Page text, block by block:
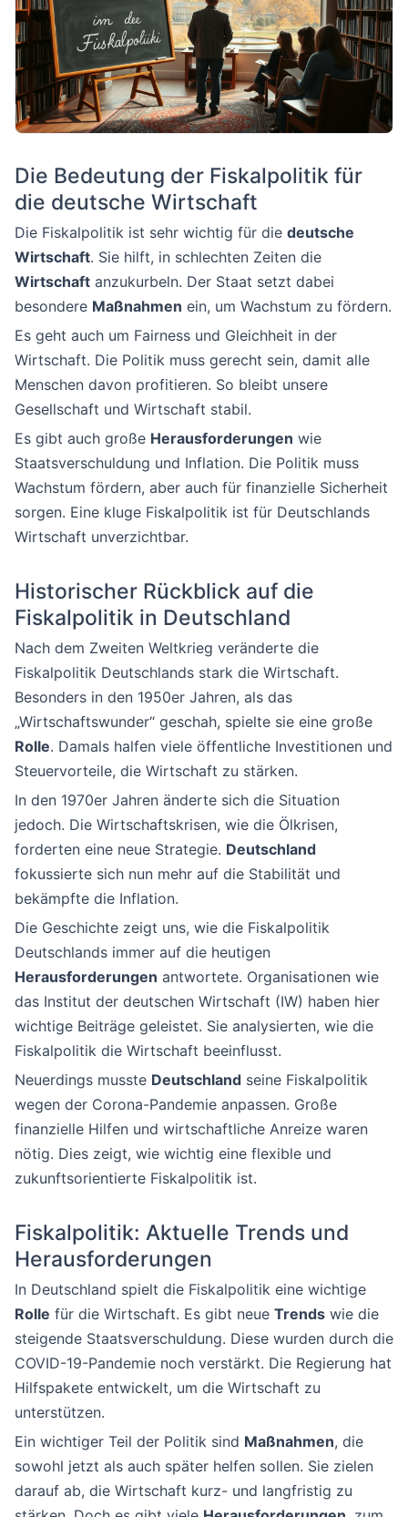
Die Bedeutung der Fiskalpolitik für
die deutsche Wirtschaft
Die Fiskalpolitik ist sehr wichtig für die deutsche
Wirtschaft. Sie hilft, in schlechten Zeiten die
Wirtschaft anzukurbeln. Der Staat setzt dabei
besondere Maßnahmen ein, um Wachstum zu fördern.
Es geht auch um Fairness und Gleichheit in der
Wirtschaft. Die Politik muss gerecht sein, damit alle
Menschen davon profitieren. So bleibt unsere
Gesellschaft und Wirtschaft stabil.
Es gibt auch große Herausforderungen wie
Staatsverschuldung und Inflation. Die Politik muss
Wachstum fördern, aber auch für finanzielle Sicherheit
sorgen. Eine kluge Fiskalpolitik ist für Deutschlands
Wirtschaft unverzichtbar.
Historischer Rückblick auf die
Fiskalpolitik in Deutschland
Nach dem Zweiten Weltkrieg veränderte die
Fiskalpolitik Deutschlands stark die Wirtschaft.
Besonders in den 1950er Jahren, als das
„Wirtschaftswunder“ geschah, spielte sie eine große
Rolle. Damals halfen viele öffentliche Investitionen und
Steuervorteile, die Wirtschaft zu stärken.
In den 1970er Jahren änderte sich die Situation
jedoch. Die Wirtschaftskrisen, wie die Ölkrisen,
forderten eine neue Strategie. Deutschland
fokussierte sich nun mehr auf die Stabilität und
bekämpfte die Inflation.
Die Geschichte zeigt uns, wie die Fiskalpolitik
Deutschlands immer auf die heutigen
Herausforderungen antwortete. Organisationen wie
das Institut der deutschen Wirtschaft (IW) haben hier
wichtige Beiträge geleistet. Sie analysierten, wie die
Fiskalpolitik die Wirtschaft beeinflusst.
Neuerdings musste Deutschland seine Fiskalpolitik
wegen der Corona-Pandemie anpassen. Große
finanzielle Hilfen und wirtschaftliche Anreize waren
nötig. Dies zeigt, wie wichtig eine flexible und
zukunftsorientierte Fiskalpolitik ist.
Fiskalpolitik: Aktuelle Trends und
Herausforderungen
In Deutschland spielt die Fiskalpolitik eine wichtige
Rolle für die Wirtschaft. Es gibt neue Trends wie die
steigende Staatsverschuldung. Diese wurden durch die
COVID-19-Pandemie noch verstärkt. Die Regierung hat
Hilfspakete entwickelt, um die Wirtschaft zu
unterstützen.
Ein wichtiger Teil der Politik sind Maßnahmen, die
sowohl jetzt als auch später helfen sollen. Sie zielen
darauf ab, die Wirtschaft kurz- und langfristig zu